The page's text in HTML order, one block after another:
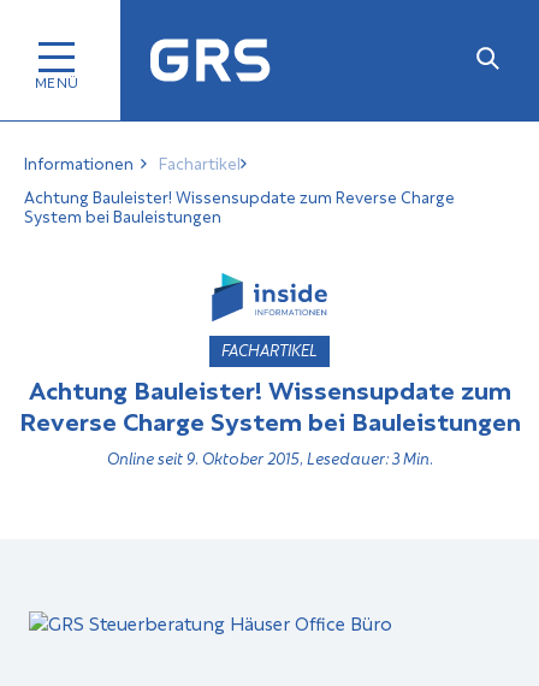
Informationen
Fachartikel
Achtung Bauleister! Wissensupdate zum Reverse Charge
System bei Bauleistungen
FACHARTIKEL
Achtung Bauleister! Wissensupdate zum
Reverse Charge System bei Bauleistungen
Online seit 9. Oktober 2015, Lesedauer: 3 Min.